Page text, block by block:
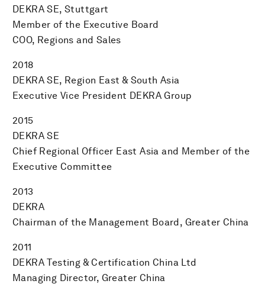
DEKRA SE, Stuttgart
Member of the Executive Board
COO, Regions and Sales
2018
DEKRA SE, Region East & South Asia
Executive Vice President DEKRA Group
2015
DEKRA SE
Chief Regional Officer East Asia and Member of the
Executive Committee
2013
DEKRA
Chairman of the Management Board, Greater China
2011
DEKRA Testing & Certification China Ltd
Managing Director, Greater China